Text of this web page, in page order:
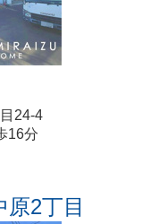
24-4
16分
2丁目